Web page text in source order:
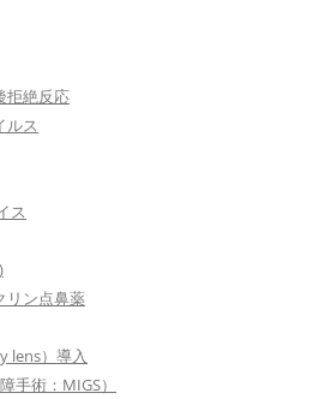
拒絶反応
ルス
ス
リン点鼻薬
lens）導入
手術：MIGS）